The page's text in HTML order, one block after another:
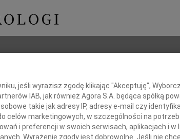
Imię i
jeśli wyrazisz zgodę klikając "Akceptuję",
IAB, jak również Agora S.A. będąca spółką
takie jak adresy IP, adresy e-mail czy
celów marketingowych, w szczególności na
i preferencji w swoich serwisach, aplikacjach i w
Wyrażenie zgody jest dobrowolne. Jeśli nie